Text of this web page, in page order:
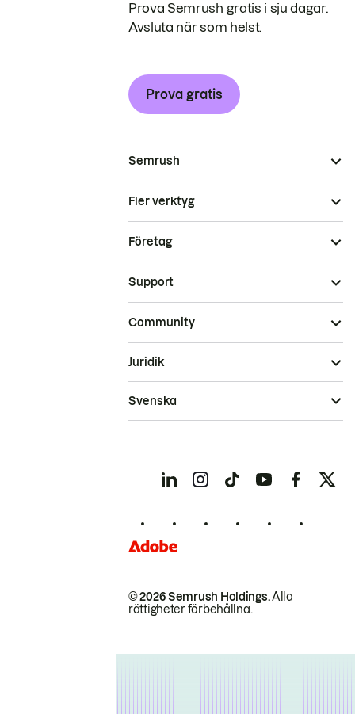
Prova Semrush gratis i sju dagar.
Avsluta när som helst.
Prova gratis
Semrush
Fler verktyg
Företag
Support
Community
© 2026 Semrush Holdings.Alla
rättigheter förbehållna.
Juridik
Svenska